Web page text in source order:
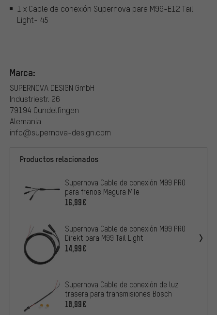
1 x Cable de conexión Supernova para M99-E12 Tail
Light- 45
Marca:
SUPERNOVA DESIGN GmbH
Industriestr. 26
79194 Gundelfingen
Alemania
info@supernova-design.com
Productos relacionados
Supernova Cable de conexión M99 PRO
para frenos Magura MTe
16,99€
Supernova Cable de conexión M99 PRO
Direkt para M99 Tail Light
14,99€
Supernova Cable de conexión de luz
trasera para transmisiones Bosch
10,99€